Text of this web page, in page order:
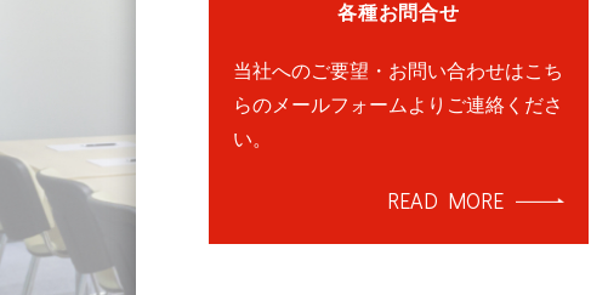
各種お問合せ
当社へのご要望・お問い合わせはこち
らのメールフォームよりご連絡くださ
い。
READ MORE